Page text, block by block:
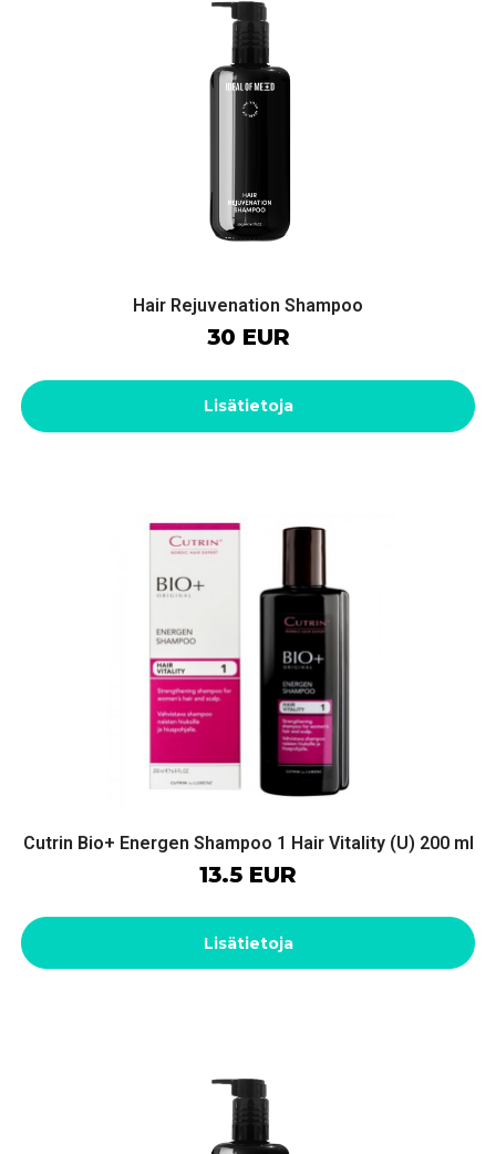
Hair Rejuvenation Shampoo
30 EUR
Lisätietoja
Cutrin Bio+ Energen Shampoo 1 Hair Vitality (U) 200 ml
13.5 EUR
Lisätietoja